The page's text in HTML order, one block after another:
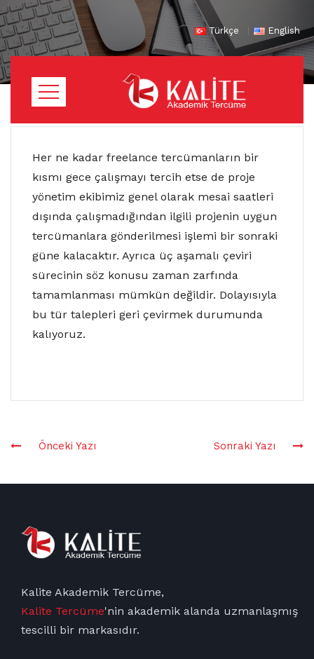
Türkçe English
Her ne kadar freelance tercümanların bir
kısmı gece çalışmayı tercih etse de proje
yönetim ekibimiz genel olarak mesai saatleri
dışında çalışmadığından ilgili projenin uygun
tercümanlara gönderilmesi işlemi bir sonraki
güne kalacaktır. Ayrıca üç aşamalı çeviri
sürecinin söz konusu zaman zarfında
tamamlanması mümkün değildir. Dolayısıyla
bu tür talepleri geri çevirmek durumunda
kalıyoruz.
Önceki Yazı Sonraki Yazı
Kalite Akademik Tercüme,
Kalite Tercüme'nin akademik alanda uzmanlaşmış
tescilli bir markasıdır.